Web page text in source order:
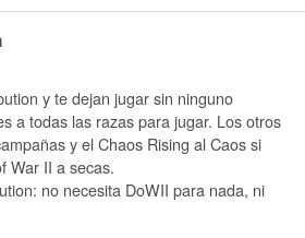
y te dejan jugar sin ninguno
a todas las razas para jugar. Los otros
y el Chaos Rising al Caos si
War II a secas.
no necesita DoWII para nada, ni